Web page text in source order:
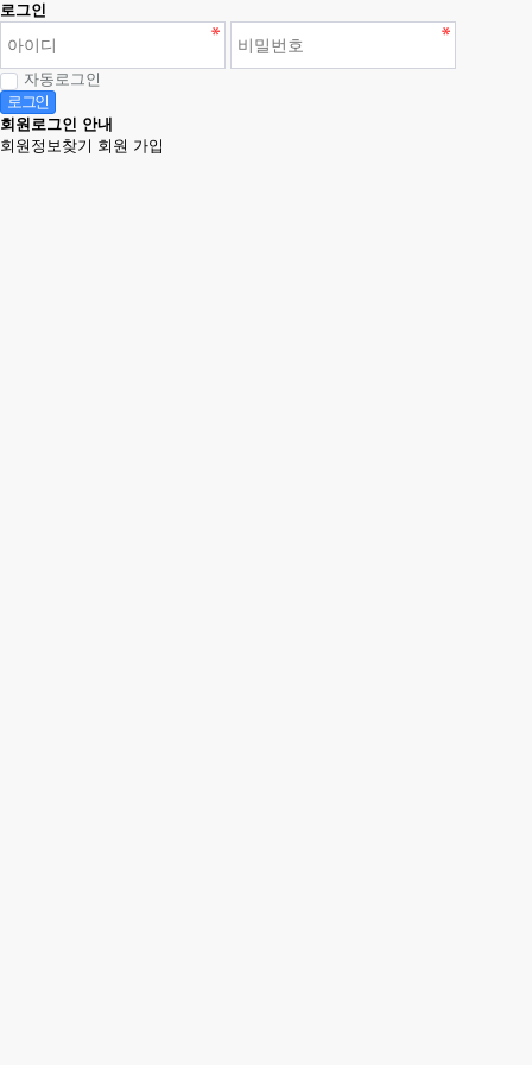
로그인
자동로그인
로그인
회원로그인 안내
회원정보찾기 회원 가입